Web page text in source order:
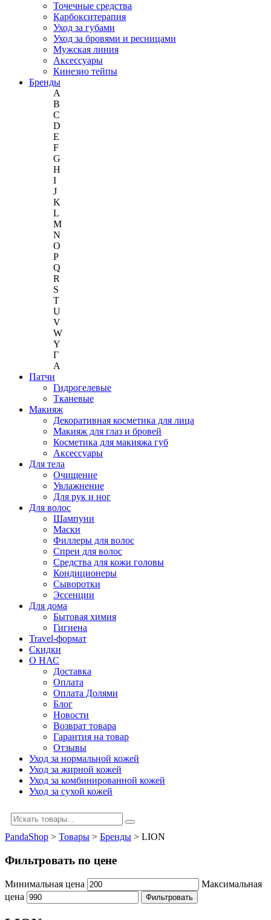
Точечные средства
Карбокситерапия
Уход за губами
Уход за бровями и ресницами
Мужская линия
Аксессуары
Кинезио тейпы
Бренды
A
B
C
D
E
F
G
H
I
J
K
L
M
N
O
P
Q
R
S
T
U
V
W
Y
Г
A
Патчи
Гидрогелевые
Тканевые
Макияж
Декоративная косметика для лица
Макияж для глаз и бровей
Косметика для макияжа губ
Аксессуары
Для тела
Очищение
Увлажнение
Для рук и ног
Для волос
Шампуни
Маски
Филлеры для волос
Спреи для волос
Средства для кожи головы
Кондиционеры
Сыворотки
Эссенции
Для дома
Бытовая химия
Гигиена
Travel-формат
Скидки
О НАС
Доставка
Оплата
Оплата Долями
Блог
Новости
Возврат товара
Гарантия на товар
Отзывы
Уход за нормальной кожей
Уход за жирной кожей
Уход за комбинированной кожей
Уход за сухой кожей
PandaShop > Товары > Бренды > LION
Фильтровать по цене
Минимальная цена
Максимальная
цена
Фильтровать